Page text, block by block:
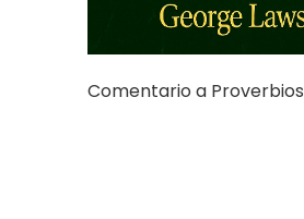
Comentario a Proverbios